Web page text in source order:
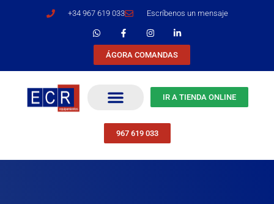
+34 967 619 033 Escríbenos un mensaje
ÁGORA COMANDAS
IR A TIENDA ONLINE
967 619 033